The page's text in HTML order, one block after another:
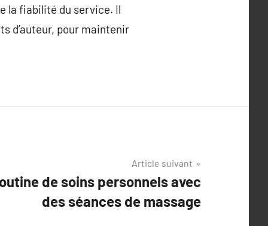
la fiabilité du service. Il
d’auteur, pour maintenir
Article suivant
de soins personnels avec
des séances de massage